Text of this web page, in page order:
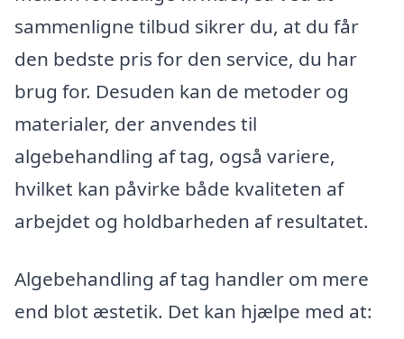
sammenligne tilbud sikrer du, at du får
den bedste pris for den service, du har
brug for. Desuden kan de metoder og
materialer, der anvendes til
algebehandling af tag, også variere,
hvilket kan påvirke både kvaliteten af
arbejdet og holdbarheden af resultatet.
Algebehandling af tag handler om mere
end blot æstetik. Det kan hjælpe med at: